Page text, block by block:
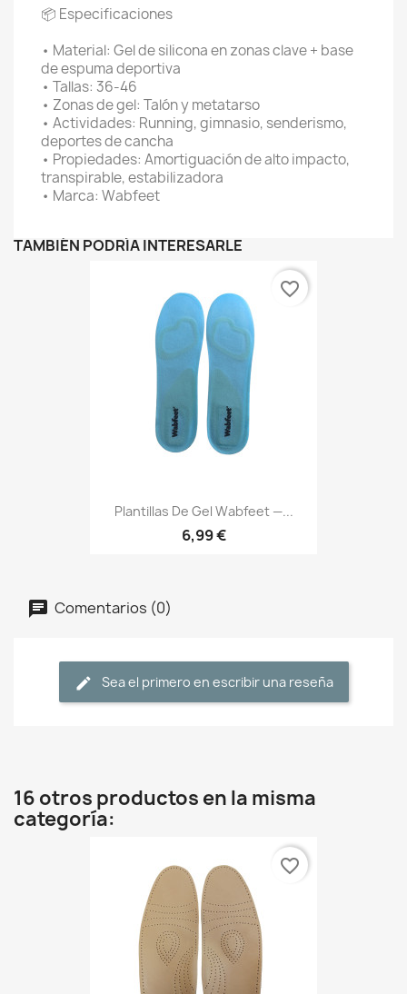
📦 Especificaciones
• Material: Gel de silicona en zonas clave + base
de espuma deportiva
• Tallas: 36-46
• Zonas de gel: Talón y metatarso
• Actividades: Running, gimnasio, senderismo,
deportes de cancha
• Propiedades: Amortiguación de alto impacto,
transpirable, estabilizadora
• Marca: Wabfeet
TAMBIÉN PODRÍA INTERESARLE
Plantillas De Gel Wabfeet —...
6,99 €
favorite_border
Comentarios (0)
Sea el primero en escribir una reseña
16 otros productos en la misma
categoría:
favorite_border